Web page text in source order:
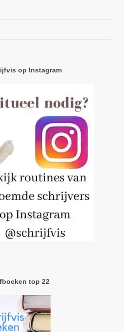
op Instagram
top 22